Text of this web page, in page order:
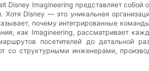
Disney Imagineering представляет собой
Хотя Disney — это уникальная
почему интегрированные
как Imagineering, рассматривает
посетителей до детальной
со структурными инженерами,